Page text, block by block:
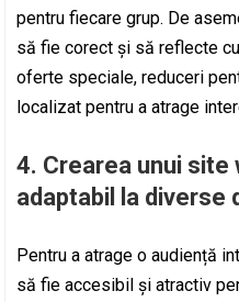
pentru fiecare grup. De
să fie corect și să reflecte
oferte speciale, reduceri
localizat pentru a atrage
4. Crearea unui
adaptabil la diverse
Pentru a atrage o audiență
să fie accesibil și atractiv